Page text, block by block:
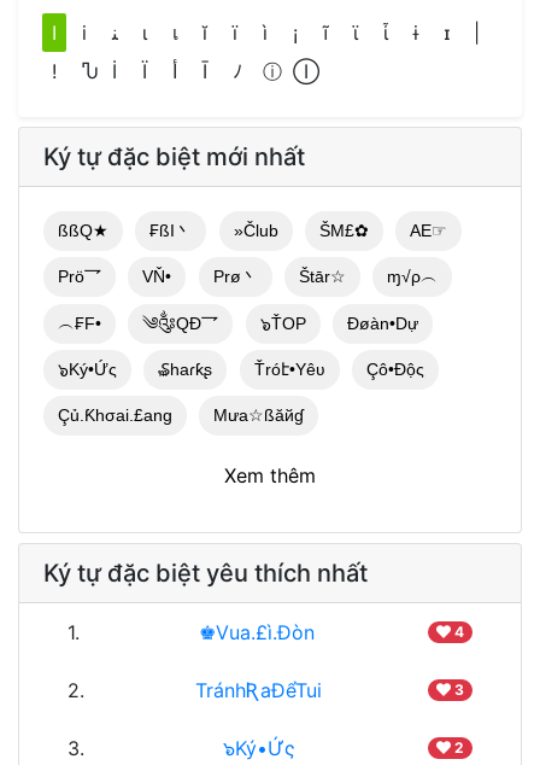
I i ﻨ ι เ ĭ ï ì ¡ ĩ ϊ ἶ ɨ ɪ
!
Ⴠ İ Ϊ أ Ī ﾉ ⓘ Ⓘ
Ký tự đặc biệt mới nhất
ßßQ★ ₣ßI丶 »Člub ŠM£✿ AE☞
Prö乛 VŇ• Prø丶 Štār☆ ɱ√ρ︵
︵₣F• ༄༂QĐ乛 ๖ŤOP Đøàn•Dự
๖Ký•Ứς ₷haɾƙʂ Ťróէ•Yêʋ Çô•Độς
Çủ.Ƙhσai.£ang Mưa☆ßăйɠ
Xem thêm
Ký tự đặc biệt yêu thích nhất
1. ♚Vua.£ì.Đòn 4
2. TránhƦaĐểTui 3
3. ๖Ký•Ứς 2